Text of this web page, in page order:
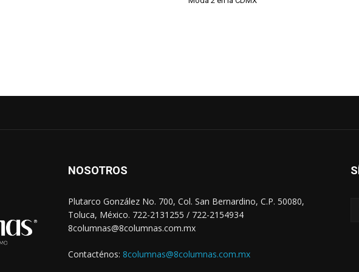
NOSOTROS
Plutarco González No. 700, Col. San Bernardino, C.P. 50080,
Toluca, México. 722-2131255 / 722-2154934
8columnas@8columnas.com.mx
Contacténos: 8columnas@8columnas.com.mx